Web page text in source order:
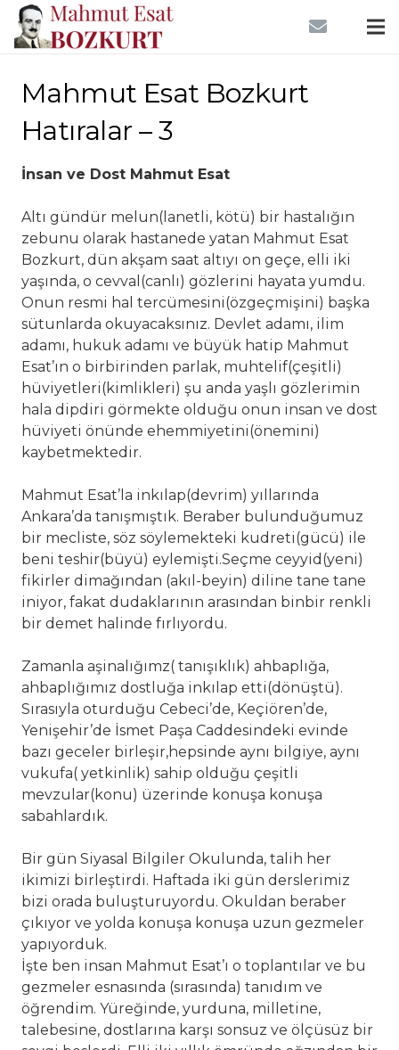
Mahmut Esat Bozkurt
Hatıralar – 3
İnsan ve Dost Mahmut Esat
Altı gündür melun(lanetli, kötü) bir hastalığın
zebunu olarak hastanede yatan Mahmut Esat
Bozkurt, dün akşam saat altıyı on geçe, elli iki
yaşında, o cevval(canlı) gözlerini hayata yumdu.
Onun resmi hal tercümesini(özgeçmişini) başka
sütunlarda okuyacaksınız. Devlet adamı, ilim
adamı, hukuk adamı ve büyük hatip Mahmut
Esat’ın o birbirinden parlak, muhtelif(çeşitli)
hüviyetleri(kimlikleri) şu anda yaşlı gözlerimin
hala dipdiri görmekte olduğu onun insan ve dost
hüviyeti önünde ehemmiyetini(önemini)
kaybetmektedir.
Mahmut Esat’la inkılap(devrim) yıllarında
Ankara’da tanışmıştık. Beraber bulunduğumuz
bir mecliste, söz söylemekteki kudreti(gücü) ile
beni teshir(büyü) eylemişti.Seçme ceyyid(yeni)
fikirler dimağından (akıl-beyin) diline tane tane
iniyor, fakat dudaklarının arasından binbir renkli
bir demet halinde fırlıyordu.
Zamanla aşinalığımz( tanışıklık) ahbaplığa,
ahbaplığımız dostluğa inkılap etti(dönüştü).
Sırasıyla oturduğu Cebeci’de, Keçiören’de,
Yenişehir’de İsmet Paşa Caddesindeki evinde
bazı geceler birleşir,hepsinde aynı bilgiye, aynı
vukufa( yetkinlik) sahip olduğu çeşitli
mevzular(konu) üzerinde konuşa konuşa
sabahlardık.
Bir gün Siyasal Bilgiler Okulunda, talih her
ikimizi birleştirdi. Haftada iki gün derslerimiz
bizi orada buluşturuyordu. Okuldan beraber
çıkıyor ve yolda konuşa konuşa uzun gezmeler
yapıyorduk.
İşte ben insan Mahmut Esat’ı o toplantılar ve bu
gezmeler esnasında (sırasında) tanıdım ve
öğrendim. Yüreğinde, yurduna, milletine,
talebesine, dostlarına karşı sonsuz ve ölçüsüz bir